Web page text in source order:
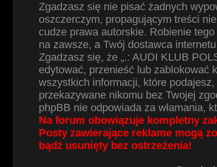
Zgadzasz się nie pisać żadnych
oszczerczym, propagującym treści
cudze prawa autorskie. Robienie
na zawsze, a Twój dostawca
Zgadzasz się, że „.: AUDI KLUB
edytować, przenieść lub zablokować
wszystkich informacji, które
przekazywane nikomu bez Twojej
phpBB nie odpowiada za włamania,
Na forum obowiązuje kompletny
Posty zawierające reklame mogą
bądź usunięty bez ostrzeżenia!